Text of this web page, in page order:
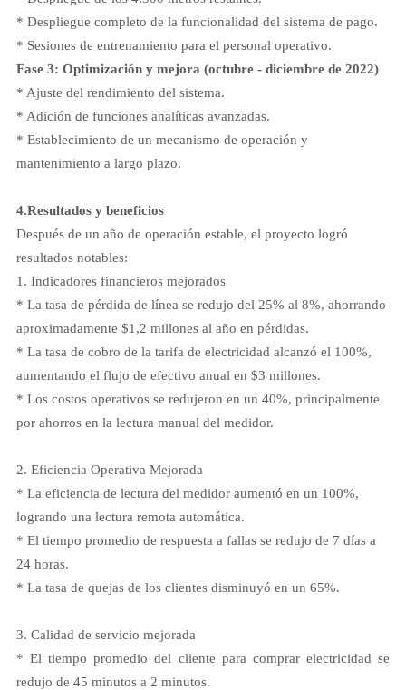
* Despliegue completo de la funcionalidad del sistema de pago.
* Sesiones de entrenamiento para el personal operativo.
Fase 3: Optimización y mejora (octubre - diciembre de 2022)
* Ajuste del rendimiento del sistema.
* Adición de funciones analíticas avanzadas.
* Establecimiento de un mecanismo de operación y
mantenimiento a largo plazo.
4.Resultados y beneficios
Después de un año de operación estable, el proyecto logró
resultados notables:
1. Indicadores financieros mejorados
* La tasa de pérdida de línea se redujo del 25% al 8%, ahorrando
aproximadamente $1,2 millones al año en pérdidas.
* La tasa de cobro de la tarifa de electricidad alcanzó el 100%,
aumentando el flujo de efectivo anual en $3 millones.
* Los costos operativos se redujeron en un 40%, principalmente
por ahorros en la lectura manual del medidor.
2. Eficiencia Operativa Mejorada
* La eficiencia de lectura del medidor aumentó en un 100%,
logrando una lectura remota automática.
* El tiempo promedio de respuesta a fallas se redujo de 7 días a
24 horas.
* La tasa de quejas de los clientes disminuyó en un 65%.
3. Calidad de servicio mejorada
* El tiempo promedio del cliente para comprar electricidad se
redujo de 45 minutos a 2 minutos.